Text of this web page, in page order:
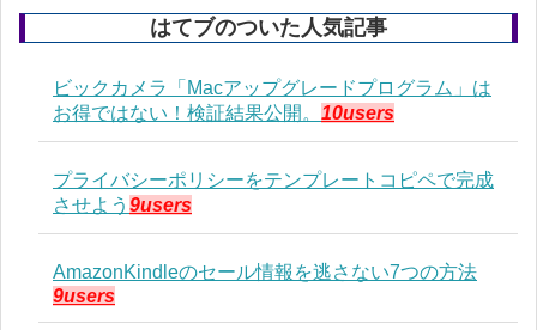
はてブのついた人気記事
ビックカメラ「Macアップグレードプログラム」は
お得ではない！検証結果公開。 10users
プライバシーポリシーをテンプレートコピペで完成
させよう 9users
AmazonKindleのセール情報を逃さない7つの方法
9users